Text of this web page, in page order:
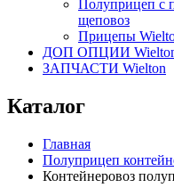
Полуприцеп с
щеповоз
Прицепы
ДОП ОПЦИИ
ЗАПЧАСТИ Wielton
Каталог
Главная
Полуприцеп
Контейнеровоз